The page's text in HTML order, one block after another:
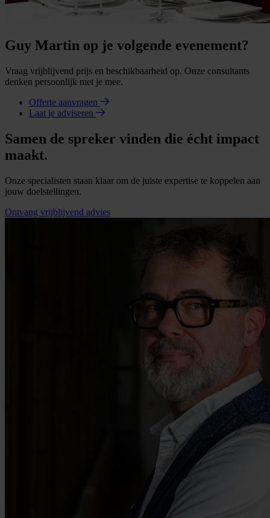
Guy Martin op je volgende evenement?
Vraag vrijblijvend prijs en beschikbaarheid op. Onze consultants
denken persoonlijk met je mee.
Offerte aanvragen
Laat je adviseren
Samen de spreker vinden die écht impact
maakt.
Onze specialisten staan klaar om de juiste expertise te koppelen aan
jouw doelstellingen.
Ontvang vrijblijvend advies